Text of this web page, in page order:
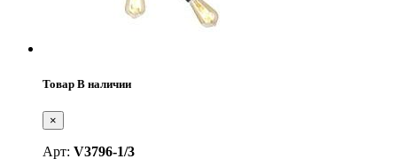
Товар В наличии
×
Арт: V3796-1/3